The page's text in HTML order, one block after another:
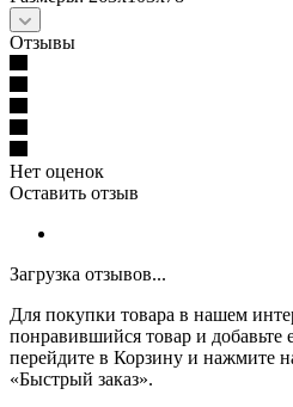
Отзывы
Нет оценок
Оставить отзыв
Загрузка отзывов...
Для покупки товара в нашем
понравившийся товар и добавьте
перейдите в Корзину и нажмите
«Быстрый заказ».